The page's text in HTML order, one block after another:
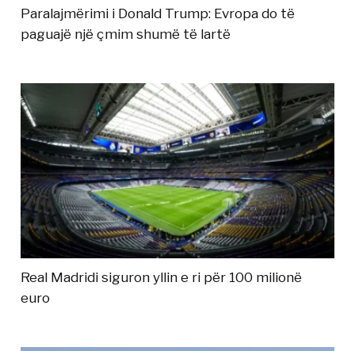
Paralajmërimi i Donald Trump: Evropa do të
paguajë një çmim shumë të lartë
Real Madridi siguron yllin e ri për 100 milionë
euro